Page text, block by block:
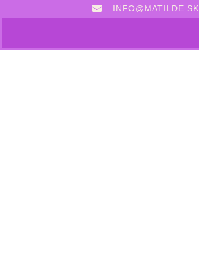
INFO@MATILDE.SK